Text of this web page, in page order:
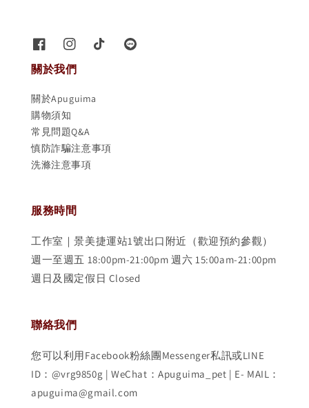
關於我們
關於Apuguima
購物須知
常見問題Q&A
慎防詐騙注意事項
洗滌注意事項
服務時間
工作室｜景美捷運站1號出口附近（歡迎預約參觀）
週一至週五 18:00pm-21:00pm 週六 15:00am-21:00pm
週日及國定假日 Closed
聯絡我們
您可以利用Facebook粉絲團Messenger私訊或LINE
ID：@vrg9850g | WeChat：Apuguima_pet | E- MAIL：
apuguima@gmail.com